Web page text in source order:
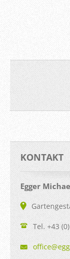
KONTAKT
Egger
Tel. +43
office@e